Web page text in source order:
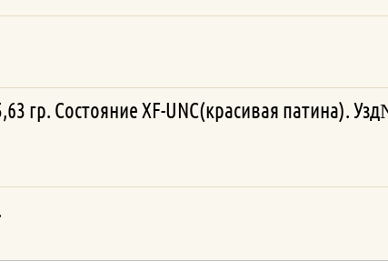
гр. Состояние XF-UNC(красивая патина).